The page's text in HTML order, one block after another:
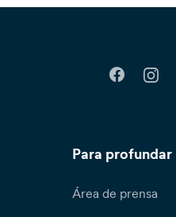
Para profundar
Área de prensa